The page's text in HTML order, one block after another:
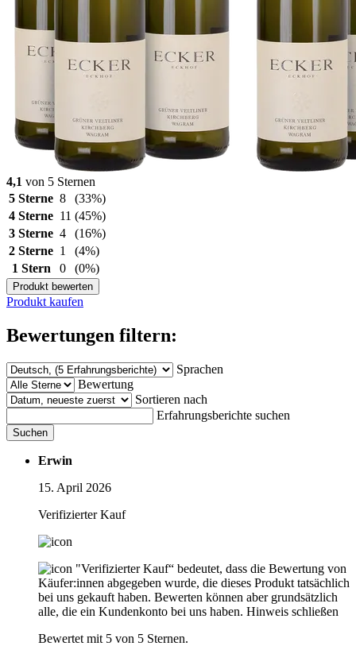
4,1 von 5 Sternen
5 Sterne 8
(33%)
4 Sterne 11 (45%)
3 Sterne 4
(16%)
2 Sterne 1
(4%)
1 Stern
0 (0%)
Produkt bewerten
Produkt kaufen
Bewertungen filtern:
Sprachen
Bewertung
Sortieren nach
Erfahrungsberichte suchen
Suchen
Erwin
15. April 2026
Verifizierter Kauf
"Verifizierter Kauf“ bedeutet, dass die Bewertung von
Käufer:innen abgegeben wurde, die dieses Produkt tatsächlich
bei uns gekauft haben. Bewerten können aber grundsätzlich
alle, die ein Kundenkonto bei uns haben. Hinweis schließen
Bewertet mit 5 von 5 Sternen.